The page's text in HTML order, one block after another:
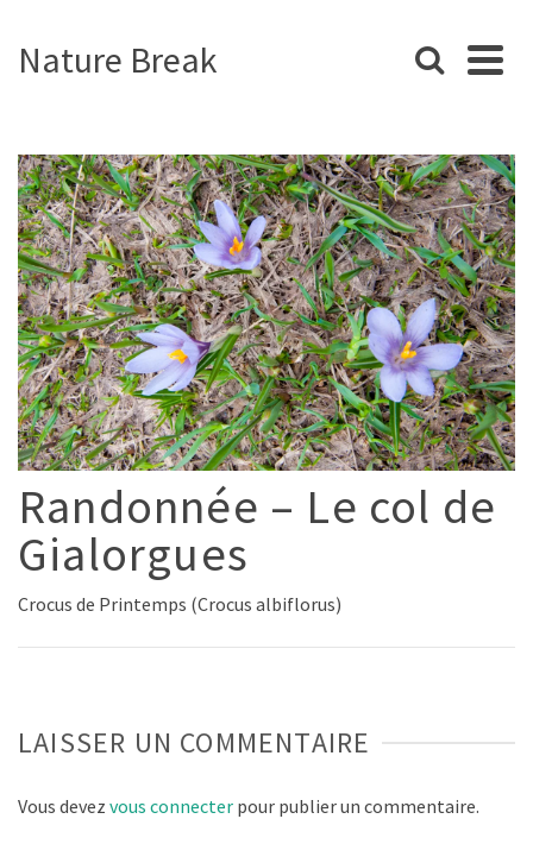
Nature Break
Randonnée – Le col de
Gialorgues
Crocus de Printemps (Crocus albiflorus)
LAISSER UN COMMENTAIRE
Vous devez vous connecter pour publier un commentaire.